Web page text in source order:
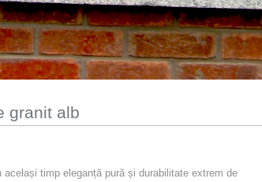
granit alb
timp eleganță pură și durabilitate extrem de